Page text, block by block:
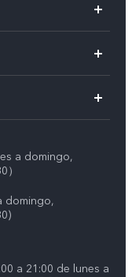
a domingo,
domingo,
a 21:00 de lunes a